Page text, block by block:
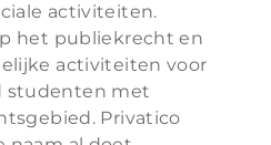
activiteiten.
het publiekrecht en
activiteiten voor
studenten met
Privatico